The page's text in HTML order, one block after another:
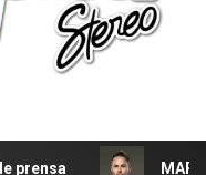
MARCOS